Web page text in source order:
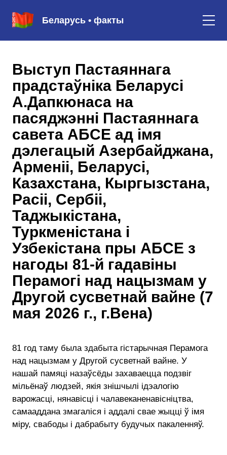
Беларусь • факты
Выступ Пастаяннага
прадстаўніка Беларусі
А.Дапкюнаса на
пасяджэнні Пастаяннага
савета АБСЕ ад імя
дэлегацый Азербайджана,
Арменіі, Беларусі,
Казахстана, Кыргызстана,
Расіі, Сербіі,
Таджыкістана,
Туркменістана і
Узбекістана пры АБСЕ з
нагоды 81-й гадавіны
Перамогі над нацызмам у
Другой сусветнай вайне (7
мая 2026 г., г.Вена)
81 год таму была здабыта гістарычная Перамога
над нацызмам у Другой сусветнай вайне. У
нашай памяці назаўсёды захаваецца подзвіг
мільёнаў людзей, якія знішчылі ідэалогію
варожасці, нянавісці і чалавеканенавісніцтва,
самааддана змагаліся і аддалі свае жыцці ў імя
міру, свабоды і дабрабыту будучых пакаленняў.